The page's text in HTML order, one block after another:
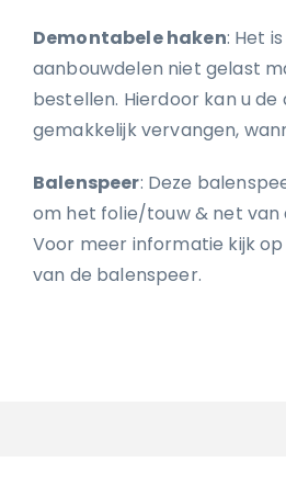
Demontabele haken: Het
aanbouwdelen niet gelast
bestellen. Hierdoor kan u de
gemakkelijk vervangen,
Balenspeer: Deze
om het folie/touw & net van
Voor meer informatie kijk
van de balenspeer.